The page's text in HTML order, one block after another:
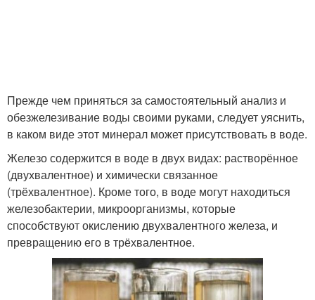
Прежде чем приняться за самостоятельный анализ и
обезжелезивание воды своими руками, следует уяснить,
в каком виде этот минерал может присутствовать в воде.
Железо содержится в воде в двух видах: растворённое
(двухвалентное) и химически связанное
(трёхвалентное). Кроме того, в воде могут находиться
железобактерии, микроорганизмы, которые
способствуют окислению двухвалентного железа, и
превращению его в трёхвалентное.